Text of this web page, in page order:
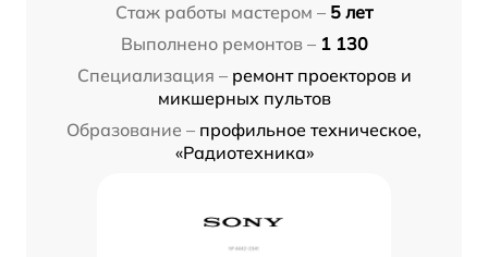
Стаж работы мастером – 5 лет
Выполнено ремонтов – 1 130
Специализация – ремонт проекторов и
микшерных пультов
Образование – профильное техническое,
«Радиотехника»